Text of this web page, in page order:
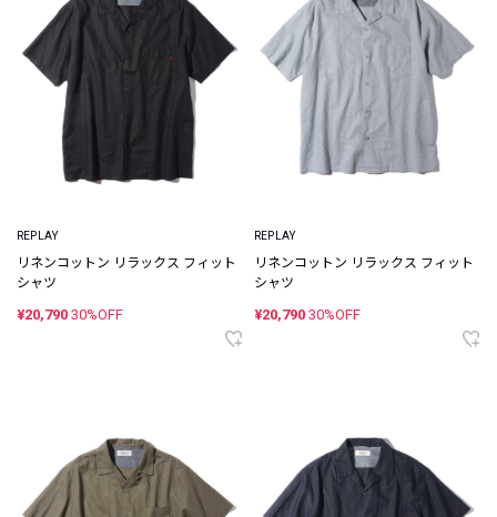
REPLAY
リネンコットン リラックス フィット
シャツ
¥20,790 30%OFF
REPLAY
リネンコットン リラックス フィット
シャツ
¥20,790 30%OFF